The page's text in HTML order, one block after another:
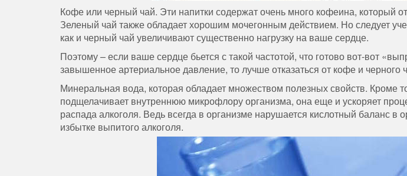
Кофе или черный чай. Эти напитки содержат очень много кофеина, который
Зеленый чай также обладает хорошим мочегонным действием. Но следует
как и черный чай увеличивают существенно нагрузку на ваше сердце.
Поэтому – если ваше сердце бьется с такой частотой, что готово вот-вот
завышенное артериальное давление, то лучше отказаться от кофе и черного
Минеральная вода, которая обладает множеством полезных свойств. Кроме
подщелачивает внутреннюю микрофлору организма, она еще и ускоряет
распада алкоголя. Ведь всегда в организме нарушается кислотный баланс в
избытке выпитого алкоголя.